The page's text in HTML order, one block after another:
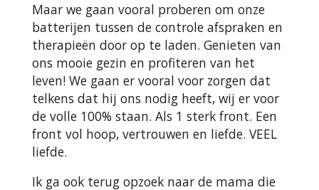
Maar we gaan vooral proberen om onze
batterijen tussen de controle afspraken en
therapieën door op te laden. Genieten van
ons mooie gezin en profiteren van het
leven! We gaan er vooral voor zorgen dat
telkens dat hij ons nodig heeft, wij er voor
de volle 100% staan. Als 1 sterk front. Een
front vol hoop, vertrouwen en liefde. VEEL
liefde.
Ik ga ook terug opzoek naar de mama die